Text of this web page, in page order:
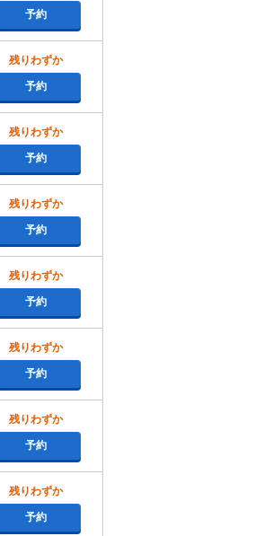
予約
残りわずか
予約
残りわずか
予約
残りわずか
予約
残りわずか
予約
残りわずか
予約
残りわずか
予約
残りわずか
予約